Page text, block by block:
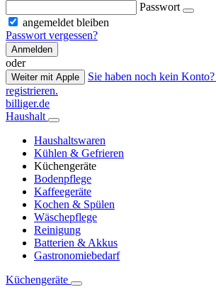
Passwort
angemeldet bleiben
Passwort vergessen?
Anmelden
oder
Weiter mit Apple
Sie haben noch kein
registrieren.
billiger.de
Haushalt
Haushaltswaren
Kühlen & Gefrieren
Küchengeräte
Bodenpflege
Kaffeegeräte
Kochen & Spülen
Wäschepflege
Reinigung
Batterien & Akkus
Gastronomiebedarf
Küchengeräte